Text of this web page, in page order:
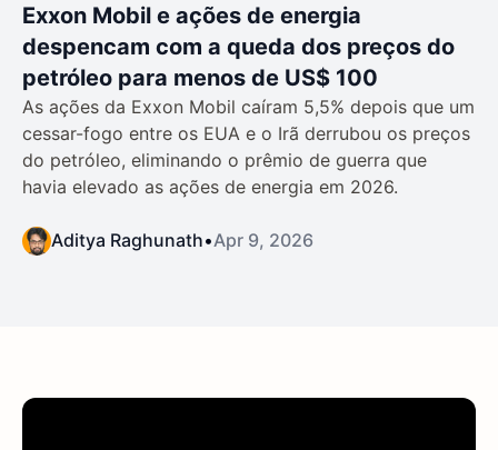
Exxon Mobil e ações de energia
despencam com a queda dos preços do
petróleo para menos de US$ 100
As ações da Exxon Mobil caíram 5,5% depois que um
cessar-fogo entre os EUA e o Irã derrubou os preços
do petróleo, eliminando o prêmio de guerra que
havia elevado as ações de energia em 2026.
Aditya Raghunath•Apr 9, 2026